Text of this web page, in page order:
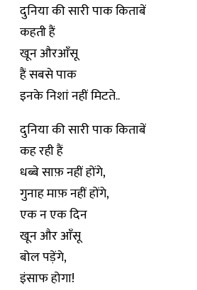
दुनिया की सारी पाक किताबें
कहती हैं
खून औरआँसू
हैं सबसे पाक
इनके निशां नहीं मिटते..
दुनिया की सारी पाक किताबें
कह रही हैं
धब्बे साफ़ नहीं होंगे,
गुनाह माफ़ नहीं होंगे,
एक न एक दिन
खून और आँसू
बोल पड़ेंगे,
इंसाफ होगा!